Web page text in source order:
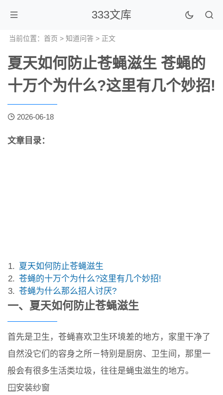
333文库
当前位置： 首页 > 知道问答 > 正文
夏天如何防止苍蝇滋生 苍蝇的
十万个为什么?这里有几个妙招!
2026-06-18
文章目录：
夏天如何防止苍蝇滋生
苍蝇的十万个为什么?这里有几个妙招!
苍蝇为什么那么招人讨厌?
一、夏天如何防止苍蝇滋生
首先是卫生，苍蝇喜欢卫生环境差的地方，家里干净了
自然没它们的容身之所－特别是厨房、卫生间，那里一
般会有很多生活类垃圾，往往是蝇虫滋生的地方。
🪟安装纱窗